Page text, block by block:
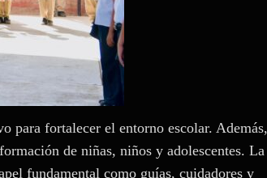
para fortalecer el entorno escolar. Además,
de niñas, niños y adolescentes. La
fundamental como guías, cuidadores y